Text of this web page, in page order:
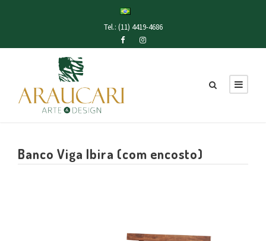
Tel.: (11) 4419-4686
Banco Viga Ibira (com encosto)